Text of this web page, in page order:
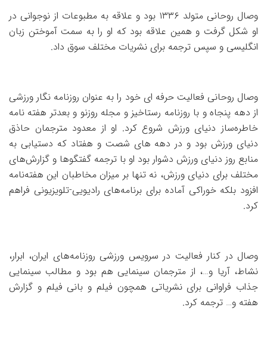
وصال روحانی متولد ۱۳۳۶ بود و علاقه به مطبوعات از نوجوانی در
او شکل گرفت و همین علاقه بود که او را به سمت آموختن زبان
انگلیسی و سپس ترجمه برای نشریات مختلف سوق داد.
وصال روحانی فعالیت حرفه ای خود را به عنوان روزنامه نگار ورزشی
از دهه پنجاه و با روزنامه رستاخیز و مجله روزنو و بعدتر هفته نامه
خاطره‌ساز دنیای ورزش شروع کرد‌. او از معدود مترجمان حاذق
دنیای ورزش بود و در دهه های شصت و هفتاد که دستیابی به
منابع روز دنیای ورزش دشوار بود او با ترجمه گفتگوها و گزارش‌های
مختلف برای دنیای ورزش، نه تنها بر میزان مخاطبان این هفته‌نامه
افزود بلکه خوراکی آماده برای برنامه‌های رادیویی-تلویزیونی فراهم
کرد.
وصال در کنار فعالیت در سرویس ورزشی روزنامه‌های ایران، ابرار،
نشاط، آریا و…، از مترجمان سینمایی هم بود و مطالب سینمایی
جذاب فراوانی برای نشریاتی همچون فیلم و بانی فیلم و گزارش
هفته و… ترجمه کرد.